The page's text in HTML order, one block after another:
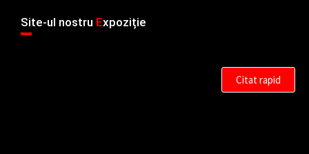
Site-ul nostru Expoziție
Citat rapid